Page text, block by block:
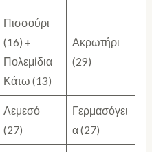
Πισσούρι
(16) +
Πολεμίδια
Κάτω (13)
Ακρωτήρι
(29)
Λεμεσό
(27)
Γερμασόγει
α (27)